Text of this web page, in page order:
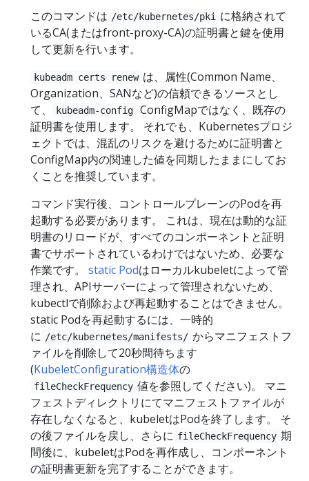
このコマンドは /etc/kubernetes/pki
に格納されて
いるCA(またはfront-proxy-CA)の証明書と鍵を使用
して更新を行います。
kubeadm certs renew は、属性(Common Name、
Organization、SANなど)の信頼できるソースとし
て、
kubeadm-config
ConfigMapではなく、既存の
証明書を使用します。 それでも、Kubernetesプロジ
ェクトでは、混乱のリスクを避けるために証明書と
ConfigMap内の関連した値を同期したままにしてお
くことを推奨しています。
コマンド実行後、コントロールプレーンのPodを再
起動する必要があります。 これは、現在は動的な証
明書のリロードが、すべてのコンポーネントと証明
書でサポートされているわけではないため、必要な
作業です。 static Podはローカルkubeletによって管
理され、APIサーバーによって管理されないため、
kubectlで削除および再起動することはできません。
static Podを再起動するには、一時的
に /etc/kubernetes/manifests/ からマニフェストフ
ァイルを削除して20秒間待ちます
(KubeletConfiguration構造体の
fileCheckFrequency 値を参照してください)。 マニ
フェストディレクトリにてマニフェストファイルが
存在しなくなると、kubeletはPodを終了します。 そ
の後ファイルを戻し、さらに fileCheckFrequency 期
間後に、kubeletはPodを再作成し、コンポーネント
の証明書更新を完了することができます。